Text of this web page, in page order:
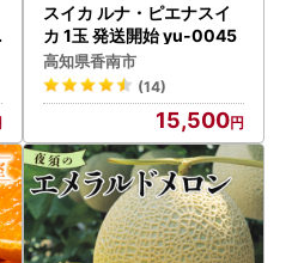
スイカ ルナ・ピエナスイ
カ 1玉 発送開始 yu-0045
高知県香南市
(14)
15,500